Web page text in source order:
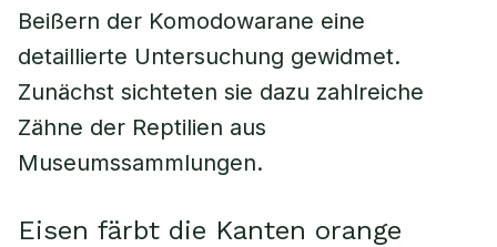
Beißern der Komodowarane eine
detaillierte Untersuchung gewidmet.
Zunächst sichteten sie dazu zahlreiche
Zähne der Reptilien aus
Museumssammlungen.
Eisen färbt die Kanten orange